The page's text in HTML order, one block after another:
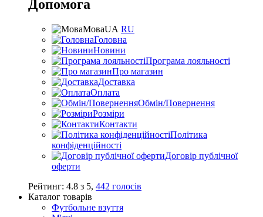
Допомога
МоваUA RU
Головна
Новини
Програма лояльності
Про магазин
Доставка
Оплата
Обмін/Повернення
Розміри
Контакти
Політика
конфіденційності
Договір публічної
оферти
Рейтинг: 4.8 з 5, 442 голосів
Каталог товарів
Футбольне взуття